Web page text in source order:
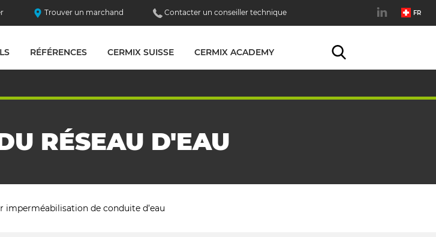
Trouver un marchand Contacter un conseiller technique
RÉFÉRENCES CERMIX SUISSE CERMIX ACADEMY
FR
RÉSEAU D'EAU
imperméabilisation de conduite d’eau